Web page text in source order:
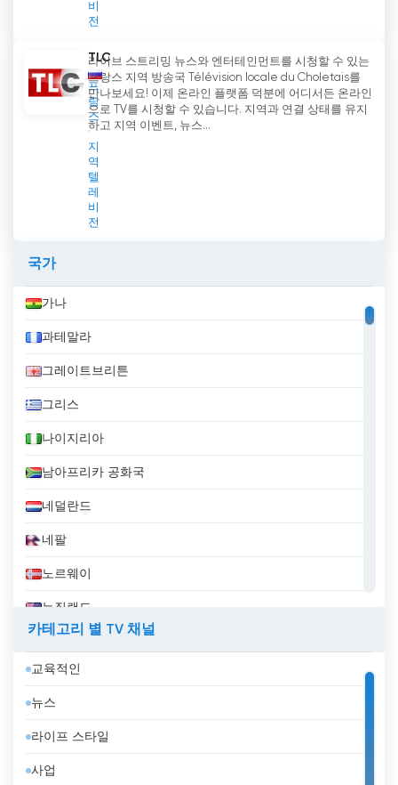
비
전
TLC
프
랑
스
지
역
텔
레
비
전
라이브 스트리밍 뉴스와 엔터테인먼트를 시청할 수 있는
프랑스 지역 방송국 Télévision locale du Choletais를
만나보세요! 이제 온라인 플랫폼 덕분에 어디서든 온라인
으로 TV를 시청할 수 있습니다. 지역과 연결 상태를 유지
하고 지역 이벤트, 뉴스...
국가
가나
과테말라
그레이트브리튼
그리스
나이지리아
남아프리카 공화국
네덜란드
네팔
노르웨이
뉴질랜드
대한민국
덴마크
도미니카 공화국
독일
카테고리 별 TV 채널
교육적인
뉴스
라이프 스타일
사업